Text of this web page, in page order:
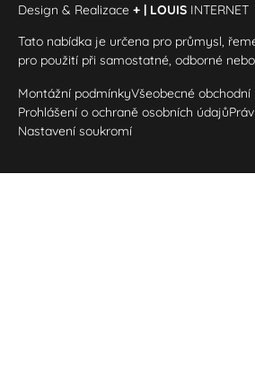
Design & Realizace+ | LOUIS INTERNET
Tato nabídka je určena pro průmysl,
pro použití při samostatné, odborné
Montážní podmínkyVšeobecné
Prohlášení o ochraně osobních údajů
Nastavení soukromí